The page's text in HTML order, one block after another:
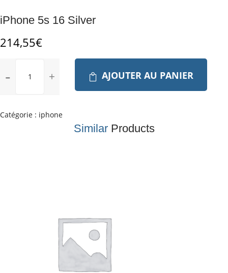
iPhone 5s 16 Silver
214,55€
de
16
AJOUTER AU PANIER
Catégorie : iphone
SimilarProducts